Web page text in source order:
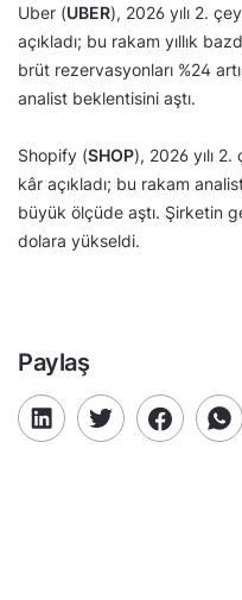
Uber (UBER), 2026 yılı 2.
açıkladı; bu rakam yıllık
brüt rezervasyonları %24
analist beklentisini aştı.
Shopify (SHOP), 2026 yılı
kâr açıkladı; bu rakam
büyük ölçüde aştı. Şirketin
dolara yükseldi.
Paylaş